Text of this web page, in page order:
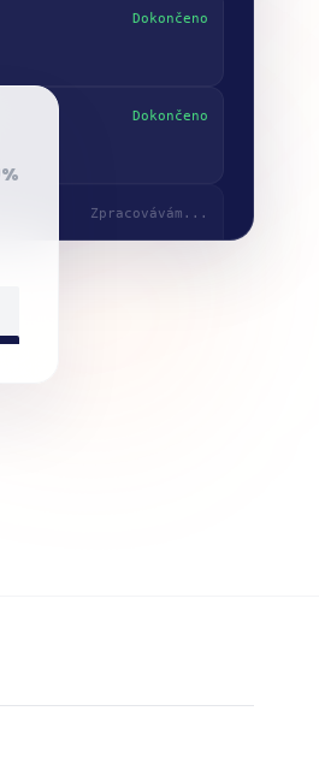
Dokončeno
Dokončeno
Zpracovávám...